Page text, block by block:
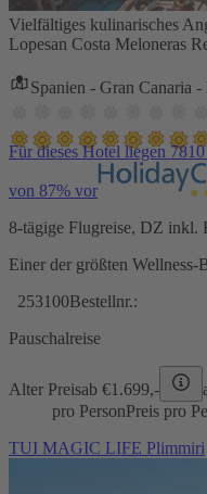
Vielfältiges kulinarisches
Lopesan Costa Meloneras
Spanien - Gran Canaria
Für dieses Hotel liegen
von 87% vor
8-tägige Flugreise, DZ inkl.
Einer der größten Wellness-
253100Bestellnr.:
Pauschalreise
Alter Preisab €1.699,-
pro PersonPreis pro
TUI MAGIC LIFE Plimmiri